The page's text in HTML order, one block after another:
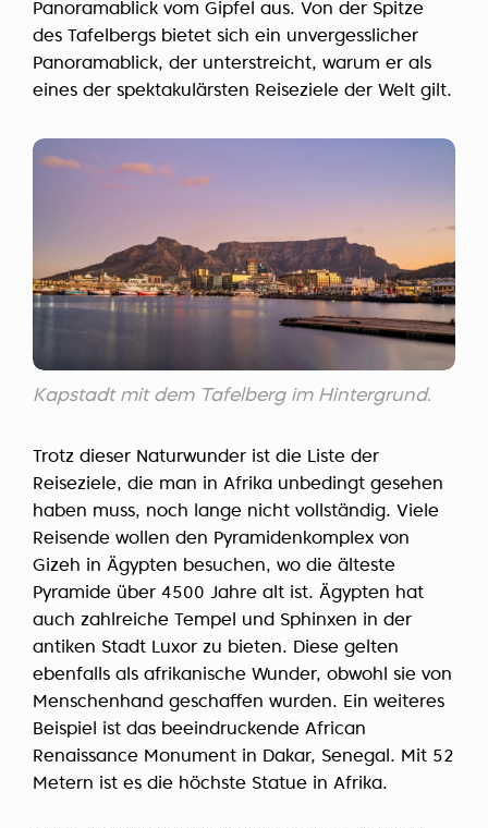
Panoramablick vom Gipfel aus. Von der Spitze
des Tafelbergs bietet sich ein unvergesslicher
Panoramablick, der unterstreicht, warum er als
eines der spektakulärsten Reiseziele der Welt gilt.
Kapstadt mit dem Tafelberg im Hintergrund.
Trotz dieser Naturwunder ist die Liste der
Reiseziele, die man in Afrika unbedingt gesehen
haben muss, noch lange nicht vollständig. Viele
Reisende wollen den Pyramidenkomplex von
Gizeh in Ägypten besuchen, wo die älteste
Pyramide über 4500 Jahre alt ist. Ägypten hat
auch zahlreiche Tempel und Sphinxen in der
antiken Stadt Luxor zu bieten. Diese gelten
ebenfalls als afrikanische Wunder, obwohl sie von
Menschenhand geschaffen wurden. Ein weiteres
Beispiel ist das beeindruckende African
Renaissance Monument in Dakar, Senegal. Mit 52
Metern ist es die höchste Statue in Afrika.